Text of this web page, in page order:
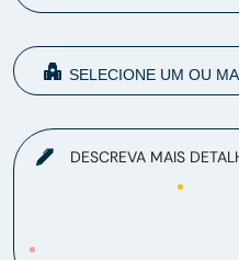
DESCREVA MAIS